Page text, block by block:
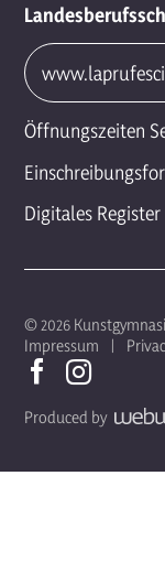
Öffnungszeiten
Digitales Register
© 2026
Impressum
Produced by